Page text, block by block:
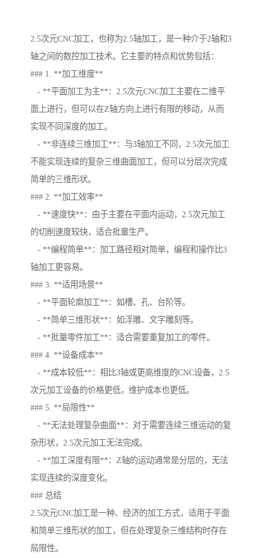
2.5次元CNC加工，也称为2.5轴加工，是一种介于2轴和3
轴之间的数控加工技术。它主要的特点和优势包括：
### 1. **加工维度**
- **平面加工为主**：2.5次元CNC加工主要在二维平
面上进行，但可以在Z轴方向上进行有限的移动，从而
实现不同深度的加工。
- **非连续三维加工**：与3轴加工不同，2.5次元加工
不能实现连续的复杂三维曲面加工，但可以分层次完成
简单的三维形状。
### 2. **加工效率**
- **速度快**：由于主要在平面内运动，2.5次元加工
的切削速度较快，适合批量生产。
- **编程简单**：加工路径相对简单，编程和操作比3
轴加工更容易。
### 3. **适用场景**
- **平面轮廓加工**：如槽、孔、台阶等。
- **简单三维形状**：如浮雕、文字雕刻等。
- **批量零件加工**：适合需要重复加工的零件。
### 4. **设备成本**
- **成本较低**：相比3轴或更高维度的CNC设备，2.5
次元加工设备的价格更低，维护成本也更低。
### 5. **局限性**
- **无法处理复杂曲面**：对于需要连续三维运动的复
杂形状，2.5次元加工无法完成。
- **加工深度有限**：Z轴的运动通常是分层的，无法
实现连续的深度变化。
### 总结
2.5次元CNC加工是一种、经济的加工方式，适用于平面
和简单三维形状的加工，但在处理复杂三维结构时存在
局限性。